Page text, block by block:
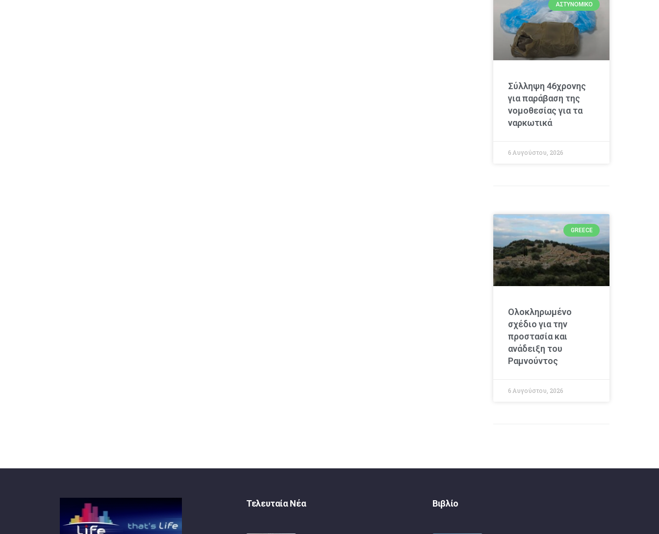
ΑΣΤΥΝΟΜΙΚΌ
Σύλληψη 46χρονης
για παράβαση της
νομοθεσίας για τα
ναρκωτικά
6 Αυγούστου, 2026
GREECE
Ολοκληρωμένο
σχέδιο για την
προστασία και
ανάδειξη του
Ραμνούντος
6 Αυγούστου, 2026
Τελευταία Νέα Βιβλίο